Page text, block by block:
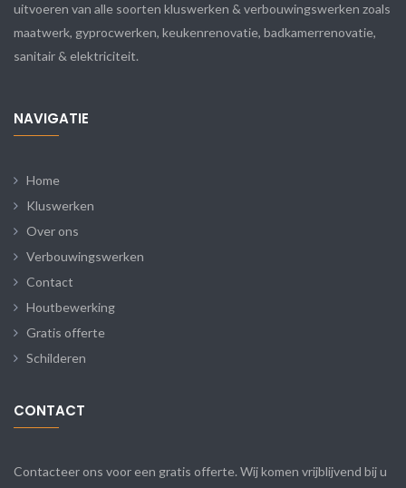
uitvoeren van alle soorten kluswerken & verbouwingswerken zoals
maatwerk, gyprocwerken, keukenrenovatie, badkamerrenovatie,
sanitair & elektriciteit.
NAVIGATIE
Home
Kluswerken
Over ons
Verbouwingswerken
Contact
Houtbewerking
Gratis offerte
Schilderen
CONTACT
Contacteer ons voor een gratis offerte. Wij komen vrijblijvend bij u